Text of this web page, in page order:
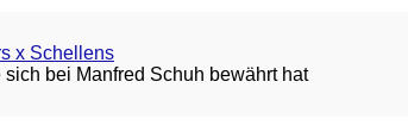
x Schellens
bei Manfred Schuh bewährt hat